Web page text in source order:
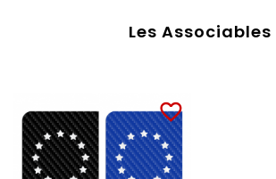
Les Associables
favorite_border